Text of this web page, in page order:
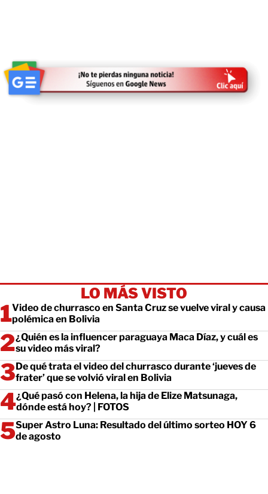
LO MÁS VISTO
Video de churrasco en Santa Cruz se vuelve viral y causa
polémica en Bolivia
¿Quién es la influencer paraguaya Maca Díaz, y cuál es
su video más viral?
De qué trata el video del churrasco durante ‘jueves de
frater’ que se volvió viral en Bolivia
¿Qué pasó con Helena, la hija de Elize Matsunaga,
dónde está hoy? | FOTOS
Super Astro Luna: Resultado del último sorteo HOY 6
de agosto